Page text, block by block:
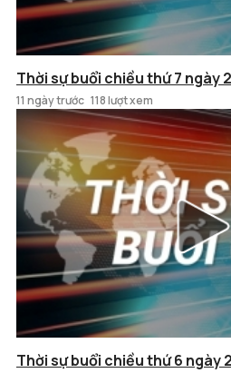
Thời sự buổi chiều thứ 7 ngày
11 ngày trước 118 lượt xem
Thời sự buổi chiều thứ 6 ngày